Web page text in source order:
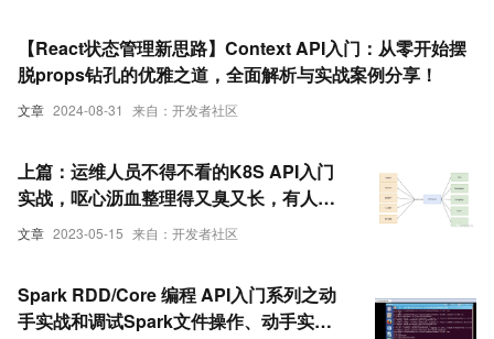
文章 2024-08-31 来自：开发者社区
【React状态管理新思路】Context API入门：从零开始摆
脱props钻孔的优雅之道，全面解析与实战案例分享！
文章 2023-05-15 来自：开发者社区
上篇：运维人员不得不看的K8S API入门
实战，呕心沥血整理得又臭又长，有人看
吗？
Spark RDD/Core 编程 API入门系列之动
手实战和调试Spark文件操作、动手实战